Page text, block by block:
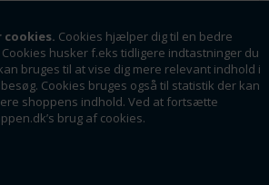
cookies. Cookies hjælper dig til en bedre
husker f.eks tidligere indtastninger du
bruges til at vise dig mere relevant indhold i
Cookies bruges også til statistik der kan
shoppens indhold. Ved at fortsætte
brug af cookies.
Nyhedsmail